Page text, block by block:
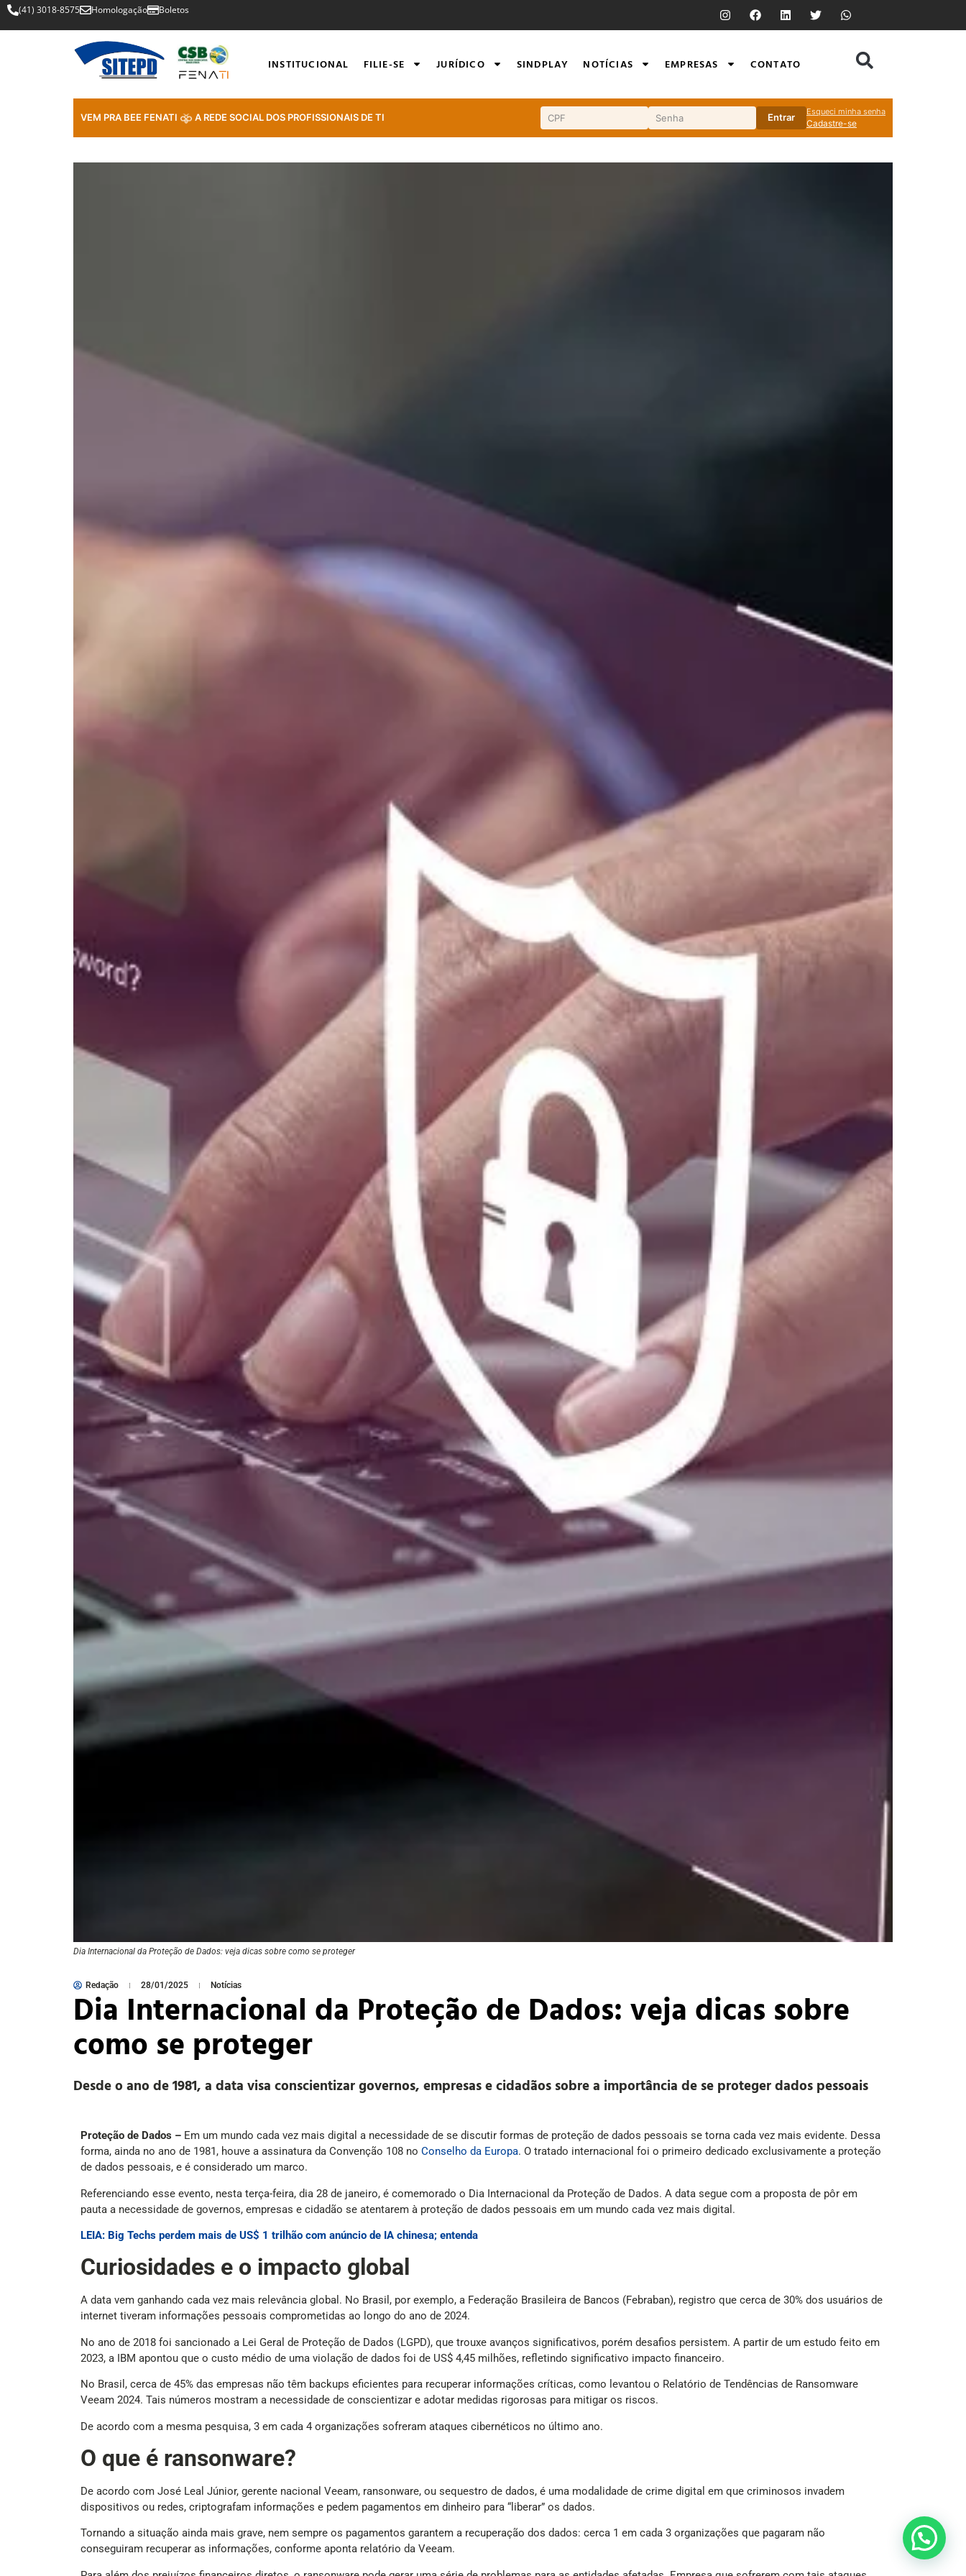
(41) 3018-8575 Homologação Boletos
INSTITUCIONAL FILIE-SE JURÍDICO SINDPLAY NOTÍCIAS EMPRESAS CONTATO
VEM PRA BEE FENATI A REDE SOCIAL DOS PROFISSIONAIS DE TI Entrar
Esqueci minha senha
Cadastre-se
Dia Internacional da Proteção de Dados: veja dicas sobre como se proteger
Redação 28/01/2025 Notícias
Dia Internacional da Proteção de Dados: veja dicas sobre
como se proteger
Desde o ano de 1981, a data visa conscientizar governos, empresas e cidadãos sobre a importância de se proteger dados pessoais
Proteção de Dados – Em um mundo cada vez mais digital a necessidade de se discutir formas de proteção de dados pessoais se torna cada vez mais evidente. Dessa
forma, ainda no ano de 1981, houve a assinatura da Convenção 108 no Conselho da Europa. O tratado internacional foi o primeiro dedicado exclusivamente a proteção
de dados pessoais, e é considerado um marco.
Referenciando esse evento, nesta terça-feira, dia 28 de janeiro, é comemorado o Dia Internacional da Proteção de Dados. A data segue com a proposta de pôr em
pauta a necessidade de governos, empresas e cidadão se atentarem à proteção de dados pessoais em um mundo cada vez mais digital.
LEIA: Big Techs perdem mais de US$ 1 trilhão com anúncio de IA chinesa; entenda
Curiosidades e o impacto global
A data vem ganhando cada vez mais relevância global. No Brasil, por exemplo, a Federação Brasileira de Bancos (Febraban), registro que cerca de 30% dos usuários de
internet tiveram informações pessoais comprometidas ao longo do ano de 2024.
No ano de 2018 foi sancionado a Lei Geral de Proteção de Dados (LGPD), que trouxe avanços significativos, porém desafios persistem. A partir de um estudo feito em
2023, a IBM apontou que o custo médio de uma violação de dados foi de US$ 4,45 milhões, refletindo significativo impacto financeiro.
No Brasil, cerca de 45% das empresas não têm backups eficientes para recuperar informações críticas, como levantou o Relatório de Tendências de Ransomware
Veeam 2024. Tais números mostram a necessidade de conscientizar e adotar medidas rigorosas para mitigar os riscos.
De acordo com a mesma pesquisa, 3 em cada 4 organizações sofreram ataques cibernéticos no último ano.
O que é ransonware?
De acordo com José Leal Júnior, gerente nacional Veeam, ransonware, ou sequestro de dados, é uma modalidade de crime digital em que criminosos invadem
dispositivos ou redes, criptografam informações e pedem pagamentos em dinheiro para “liberar” os dados.
Tornando a situação ainda mais grave, nem sempre os pagamentos garantem a recuperação dos dados: cerca 1 em cada 3 organizações que pagaram não
conseguiram recuperar as informações, conforme aponta relatório da Veeam.